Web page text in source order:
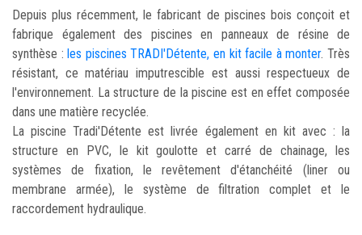
Depuis plus récemment, le fabricant de piscines bois conçoit et
fabrique également des piscines en panneaux de résine de
synthèse :les piscines TRADI'Détente, en kit facile à monter. Très
résistant, ce matériau imputrescible est aussi respectueux de
l'environnement. La structure de la piscine est en effet composée
dans une matière recyclée.
La piscine Tradi'Détente est livrée également en kit avec : la
structure en PVC, le kit goulotte et carré de chainage, les
systèmes de fixation, le revêtement d'étanchéité (liner ou
membrane armée), le système de filtration complet et le
raccordement hydraulique.